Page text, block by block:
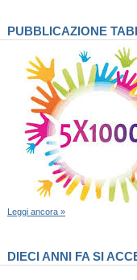
PUBBLICAZIONE
Leggi ancora »
DIECI ANNI FA SI